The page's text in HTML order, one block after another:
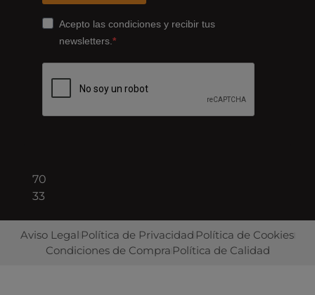
178,
Cornellà
08940
Barcelona
70
33
Acepto las condiciones y recibir tus
newsletters.
Aviso Legal Política de Privacidad Política de Cookies
Condiciones de Compra Política de Calidad